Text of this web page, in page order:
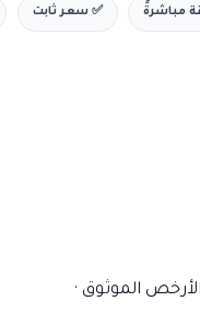
✅ سعر ثابت
الأرخص الموثوق ·